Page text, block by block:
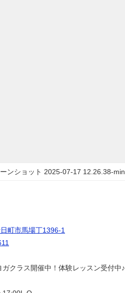
ンショット 2025-07-17 12.26.38-min
町市馬場丁1396-1
ガクラス開催中！体験レッスン受付中♪